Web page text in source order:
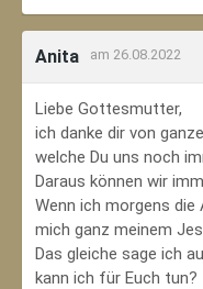
Anita am 26.08.2022
Liebe Gottesmutter,
ich danke dir von
welche Du uns noch
Daraus können wir
Wenn ich morgens die
mich ganz meinem
Das gleiche sage ich
kann ich für Euch tun?